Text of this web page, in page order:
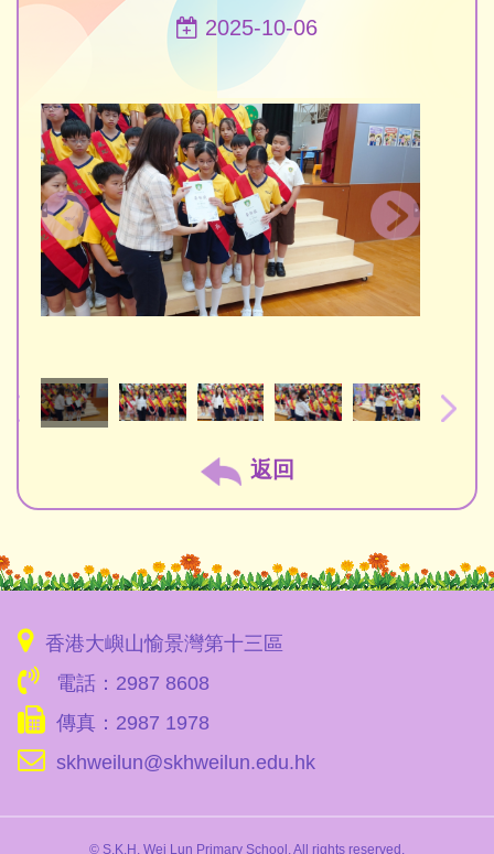
2025-10-06
返回
香港大嶼山愉景灣第十三區
電話：2987 8608
傳真：2987 1978
skhweilun@skhweilun.edu.hk
© S.K.H. Wei Lun Primary School. All rights reserved.